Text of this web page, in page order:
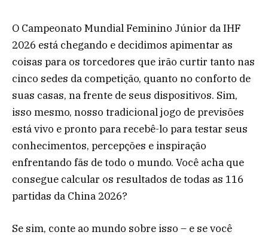
O Campeonato Mundial Feminino Júnior da IHF
2026 está chegando e decidimos apimentar as
coisas para os torcedores que irão curtir tanto nas
cinco sedes da competição, quanto no conforto de
suas casas, na frente de seus dispositivos. Sim,
isso mesmo, nosso tradicional jogo de previsões
está vivo e pronto para recebê-lo para testar seus
conhecimentos, percepções e inspiração
enfrentando fãs de todo o mundo. Você acha que
consegue calcular os resultados de todas as 116
partidas da China 2026?
Se sim, conte ao mundo sobre isso – e se você